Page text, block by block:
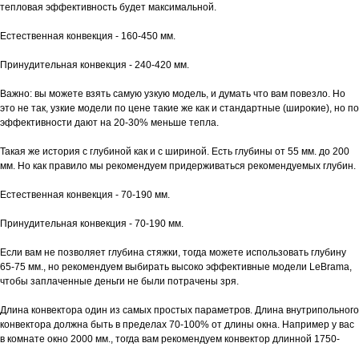
тепловая эффективность будет максимальной.
Естественная конвекция - 160-450 мм.
Принудительная конвекция - 240-420 мм.
Важно: вы можете взять самую узкую модель, и думать что вам повезло. Но
это не так, узкие модели по цене такие же как и стандартные (широкие), но по
эффективности дают на 20-30% меньше тепла.
Такая же история с глубиной как и с шириной. Есть глубины от 55 мм. до 200
мм. Но как правило мы рекомендуем придерживаться рекомендуемых глубин.
Естественная конвекция - 70-190 мм.
Принудительная конвекция - 70-190 мм.
Если вам не позволяет глубина стяжки, тогда можете использовать глубину
65-75 мм., но рекомендуем выбирать высоко эффективные модели LeBrama,
чтобы заплаченные деньги не были потрачены зря.
Длина конвектора один из самых простых параметров. Длина внутрипольного
конвектора должна быть в пределах 70-100% от длины окна. Например у вас
в комнате окно 2000 мм., тогда вам рекомендуем конвектор длинной 1750-
Остались
Наша команда экспертов готова помочь
вашего интерьера.
вопросы?
+375 (29) 141-41-66
info@lebrama.com
Instagram
+7 (977) 110-55-88